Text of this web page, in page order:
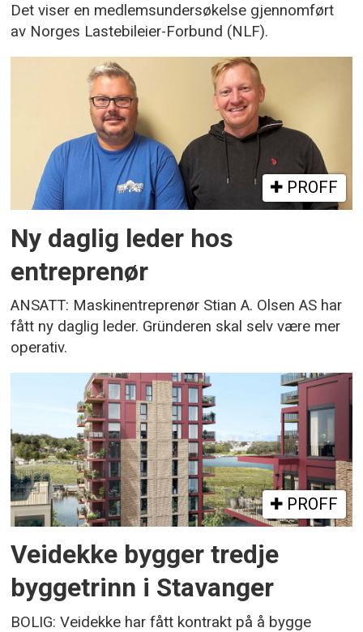
Det viser en medlemsundersøkelse gjennomført
av Norges Lastebileier-Forbund (NLF).
PROFF
Ny daglig leder hos
entreprenør
ANSATT: Maskinentreprenør Stian A. Olsen AS har
fått ny daglig leder. Gründeren skal selv være mer
operativ.
PROFF
Veidekke bygger tredje
byggetrinn i Stavanger
BOLIG: Veidekke har fått kontrakt på å bygge